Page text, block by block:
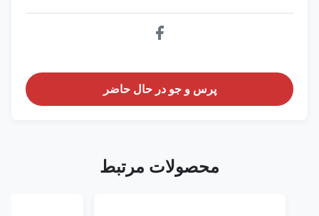
پرس و جو در حال حاضر
محصولات مرتبط